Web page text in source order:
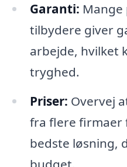
Garanti: Mange
tilbydere giver
arbejde, hvilket
tryghed.
Priser: Overvej
fra flere firmaer
bedste løsning,